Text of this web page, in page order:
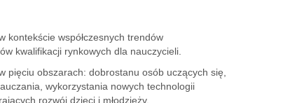
kontekście współczesnych trendów
kwalifikacji rynkowych dla nauczycieli.
obszarach: dobrostanu osób uczących się,
wykorzystania nowych technologii
rozwój dzieci i młodzieży.